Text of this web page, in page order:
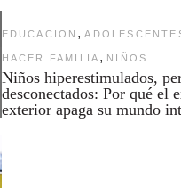
EDUCACION ,
HACER FAMILIA , NIÑOS
Niños hiperestimulados,
desconectados: Por qué el
exterior apaga su mundo